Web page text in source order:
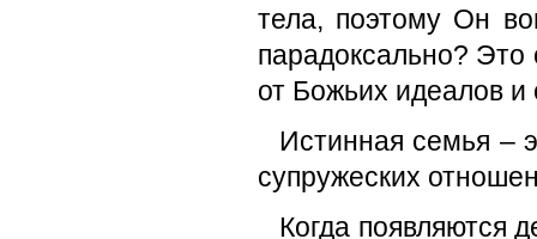
тела, поэтому Он
парадоксально?
от Божьих идеалов и
Истинная семья –
супружеских
Когда появляются